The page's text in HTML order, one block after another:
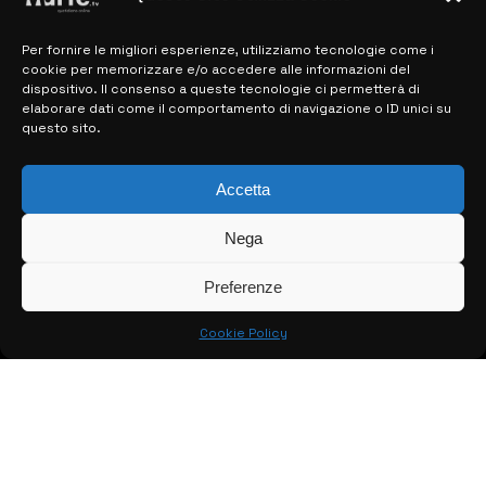
Per fornire le migliori esperienze, utilizziamo tecnologie come i
cookie per memorizzare e/o accedere alle informazioni del
dispositivo. Il consenso a queste tecnologie ci permetterà di
elaborare dati come il comportamento di navigazione o ID unici su
questo sito.
Accetta
Nega
Preferenze
Cookie Policy
MAPPA DEL SITO
> NOTIZIE
> CONTATTI